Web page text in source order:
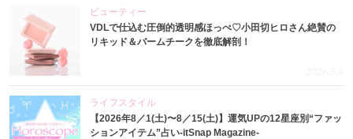
ビューティー
VDLで仕込む圧倒的透明感ほっぺ♡小田切ヒロさん絶賛の
リキッド＆バームチークを徹底解剖！
2026.8.4
ライフスタイル
【2026年8／1(土)〜8／15(土)】運気UPの12星座別“ファッ
ションアイテム”占い-itSnap Magazine-